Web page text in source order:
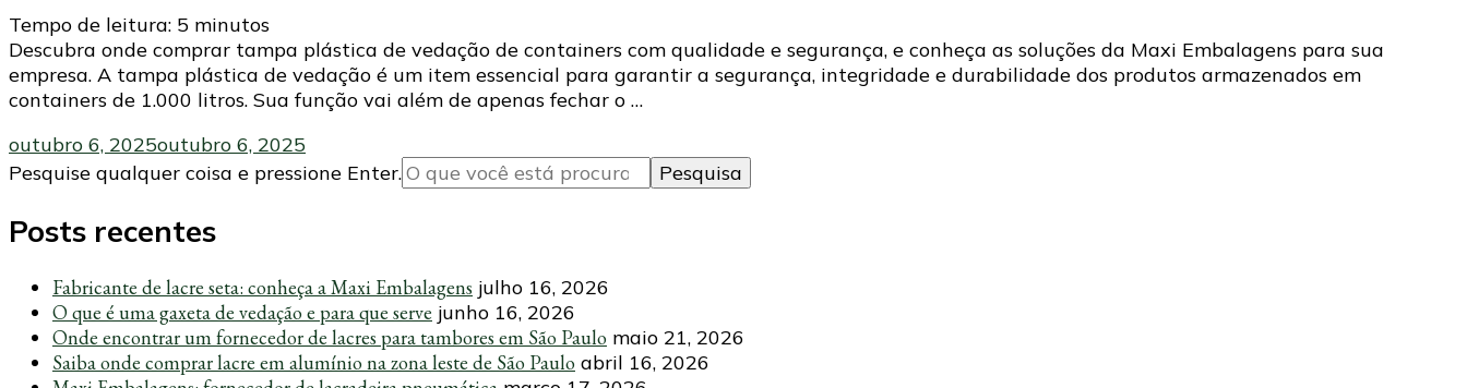
Tempo de leitura: 5 minutos
Descubra onde comprar tampa plástica de vedação de containers com qualidade e segurança, e conheça as soluções da Maxi Embalagens para sua
empresa. A tampa plástica de vedação é um item essencial para garantir a segurança, integridade e durabilidade dos produtos armazenados em
containers de 1.000 litros. Sua função vai além de apenas fechar o …
outubro 6, 2025outubro 6, 2025
Procurando
Pesquise qualquer coisa e pressione Enter.
Posts recentes
Fabricante de lacre seta: conheça a Maxi Embalagens julho 16, 2026
O que é uma gaxeta de vedação e para que serve junho 16, 2026
Onde encontrar um fornecedor de lacres para tambores em São Paulo maio 21, 2026
Saiba onde comprar lacre em alumínio na zona leste de São Paulo abril 16, 2026